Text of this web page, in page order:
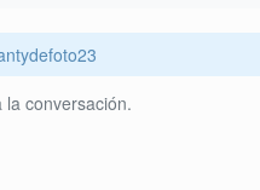
conversación.